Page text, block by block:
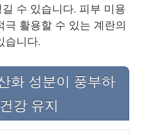
수 있습니다. 피부 미용
극 활용할 수 있는 계란의
습니다.
화 성분이 풍부하
강 유지